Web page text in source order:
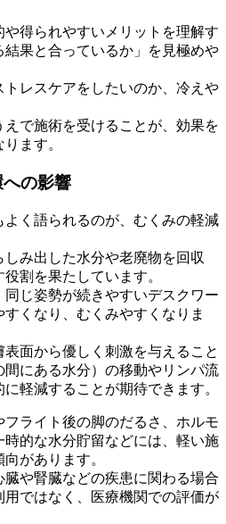
や得られやすいメリットを理解す
果と合っているか」を見極めや
レスケアをしたいのか、冷えや
で施術を受けることが、効果を
ます。
の影響
よく語られるのが、むくみの軽減
み出した水分や老廃物を回収
割を果たしています。
じ姿勢が続きやすいデスクワー
くなり、むくみやすくなりま
面から優しく刺激を与えること
にある水分）の移動やリンパ流
軽減することが期待できます。
ライト後の脚のだるさ、ホルモ
的な水分貯留などには、軽い施
があります。
や腎臓などの疾患に関わる場合
ではなく、医療機関での評価が